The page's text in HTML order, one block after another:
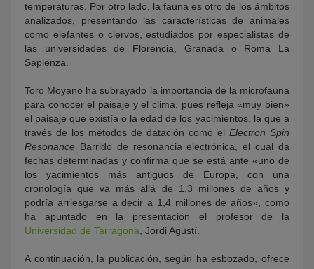
temperaturas. Por otro lado, la fauna es otro de los ámbitos
analizados, presentando las características de animales
como elefantes o ciervos, estudiados por especialistas de
las universidades de Florencia, Granada o Roma La
Sapienza.
Toro Moyano ha subrayado la importancia de la microfauna
para conocer el paisaje y el clima, pues refleja «muy bien»
el paisaje que existía o la edad de los yacimientos, la que a
través de los métodos de datación como el Electron Spin
Resonance Barrido de resonancia electrónica, el cual da
fechas determinadas y confirma que se está ante «uno de
los yacimientos más antiguos de Europa, con una
cronología que va más allá de 1,3 millones de años y
podría arriesgarse a decir a 1,4 millones de años», como
ha apuntado en la presentación el profesor de la
Universidad de Tarragona , Jordi Agustí.
A continuación, la publicación, según ha esbozado, ofrece